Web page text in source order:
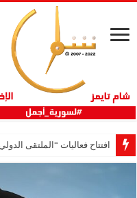
افتتاح فعاليات “الملتقى